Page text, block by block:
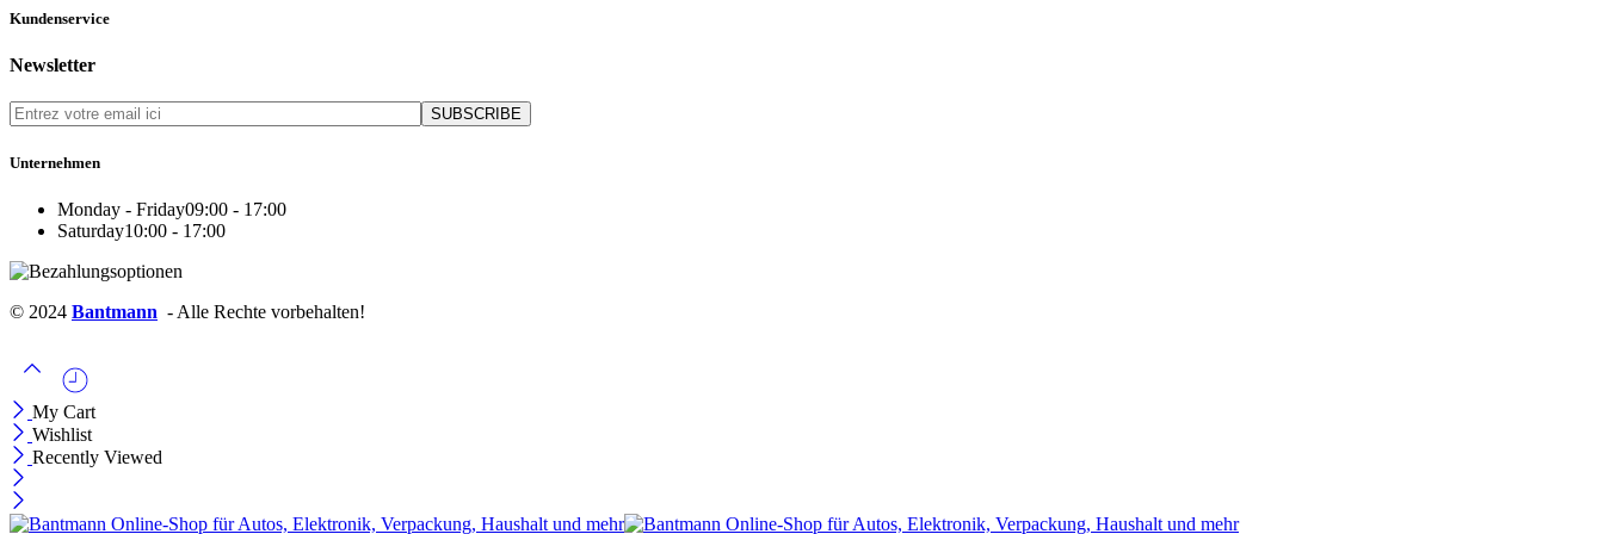
Kundenservice
Newsletter
Unternehmen
Monday - Friday09:00 - 17:00
Saturday10:00 - 17:00
© 2024 Bantmann - Alle Rechte vorbehalten!
My Cart
Wishlist
Recently Viewed